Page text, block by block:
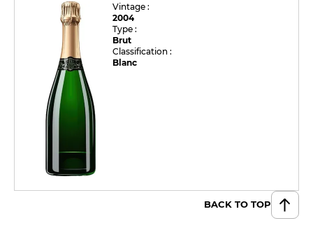
Vintage :
2004
Type :
Brut
Classification :
Blanc
BACK TO TOP